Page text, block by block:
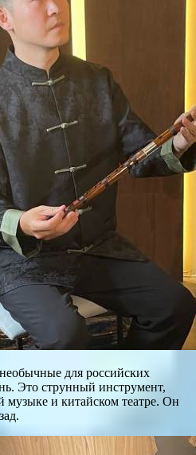
для российских
Это струнный инструмент,
и китайском театре. Он